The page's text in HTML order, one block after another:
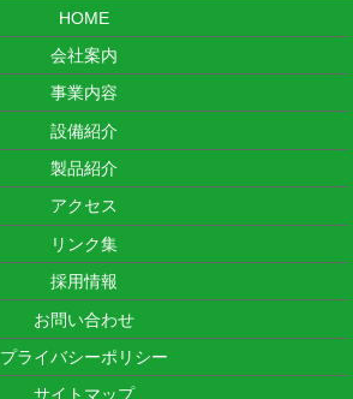
HOME
会社案内
事業内容
設備紹介
製品紹介
アクセス
リンク集
採用情報
お問い合わせ
プライバシーポリシー
サイトマップ